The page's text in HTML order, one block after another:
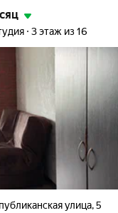
3 этаж из 16
улица,5